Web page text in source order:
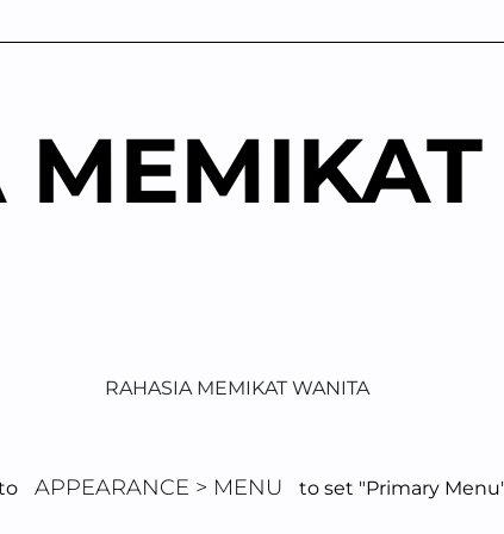
MEMIKAT
RAHASIA MEMIKAT WANITA
APPEARANCE > MENU to set "Primary